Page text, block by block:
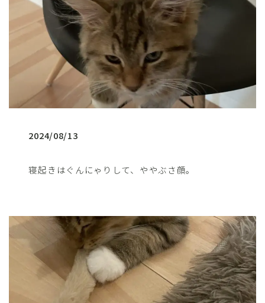
2024/08/13
寝起きはぐんにゃりして、ややぶさ顔。